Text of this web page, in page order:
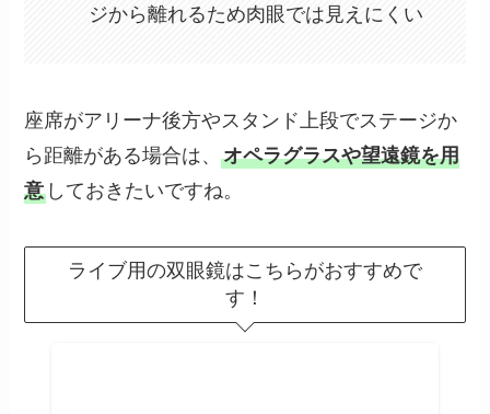
ジから離れるため肉眼では見えにくい
座席がアリーナ後方やスタンド上段でステージか
ら距離がある場合は、オペラグラスや望遠鏡を用
意 しておきたいですね。
ライブ用の双眼鏡はこちらがおすすめで
す！